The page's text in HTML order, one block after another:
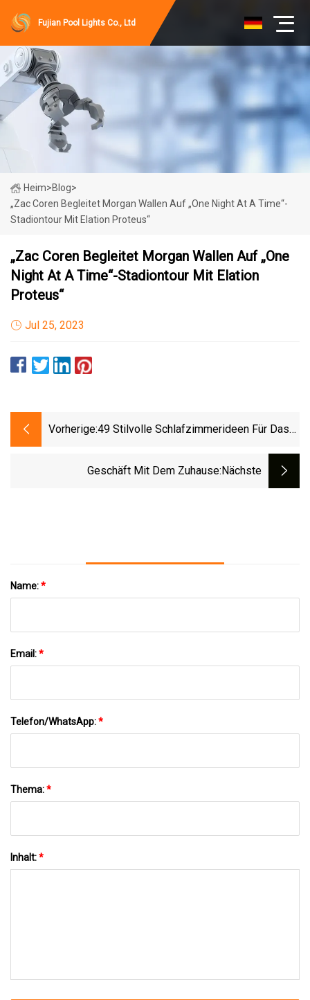
Fujian Pool Lights Co., Ltd
Heim>Blog>
„Zac Coren Begleitet Morgan Wallen Auf „One Night At A Time“-
Stadiontour Mit Elation Proteus“
„Zac Coren Begleitet Morgan Wallen Auf „One
Night At A Time“-Stadiontour Mit Elation
Proteus“
Jul 25, 2023
Vorherige:49 Stilvolle Schlafzimmerideen Für Das
Geschäft Mit Dem Zuhause:nächste
Name:*
Email:*
Telefon/WhatsApp:*
Thema:*
Inhalt:*